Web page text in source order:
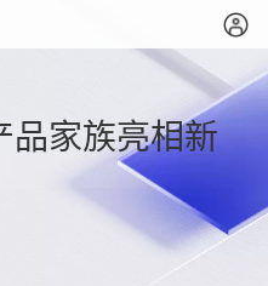
品家族亮相新